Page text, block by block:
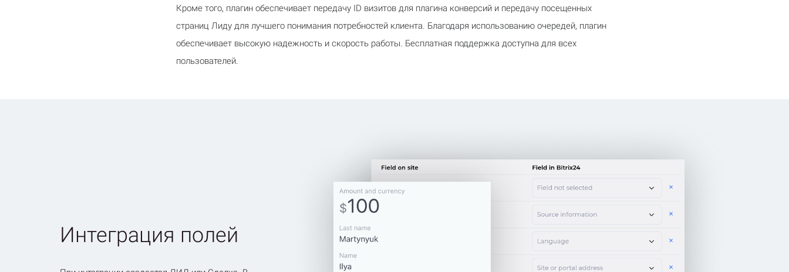
Кроме того, плагин обеспечивает передачу ID визитов для плагина конверсий и передачу посещенных
страниц Лиду для лучшего понимания потребностей клиента. Благодаря использованию очередей, плагин
обеспечивает высокую надежность и скорость работы. Бесплатная поддержка доступна для всех
пользователей.
Интеграция полей